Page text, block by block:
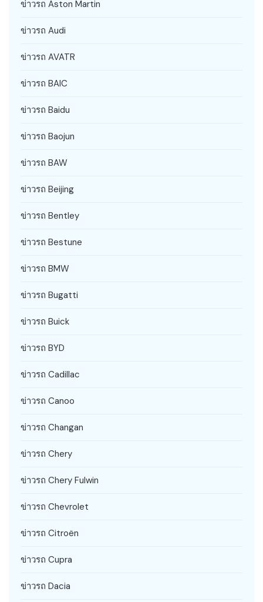
ข่าวรถ Aston Martin
ข่าวรถ Audi
ข่าวรถ AVATR
ข่าวรถ BAIC
ข่าวรถ Baidu
ข่าวรถ Baojun
ข่าวรถ BAW
ข่าวรถ Beijing
ข่าวรถ Bentley
ข่าวรถ Bestune
ข่าวรถ BMW
ข่าวรถ Bugatti
ข่าวรถ Buick
ข่าวรถ BYD
ข่าวรถ Cadillac
ข่าวรถ Canoo
ข่าวรถ Changan
ข่าวรถ Chery
ข่าวรถ Chery Fulwin
ข่าวรถ Chevrolet
ข่าวรถ Citroën
ข่าวรถ Cupra
ข่าวรถ Dacia